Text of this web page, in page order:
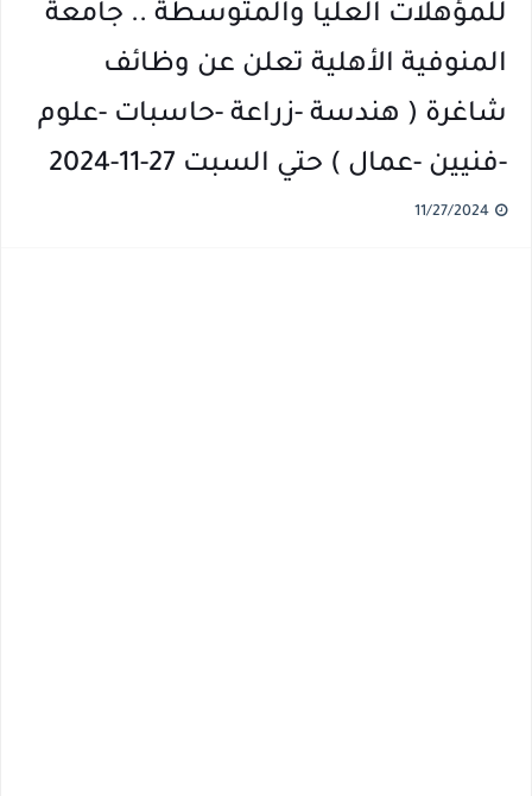
للمؤهلات العليا والمتوسطه.. جامعة ميريت تعلن عن وظائف شاغرة بتاريخ 20 مايو 2026
للمؤهلات العليا والمتوسطة .. جامعة
المنوفية الأهلية تعلن عن وظائف
شاغرة ( هندسة -زراعة -حاسبات -علوم
-فنيين -عمال ) حتي السبت 27-11-2024